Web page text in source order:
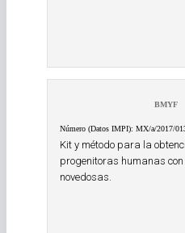
BMYF
Número (Datos IMPI): MX/a/2017/
Kit y método para la
progenitoras humanas
novedosas.